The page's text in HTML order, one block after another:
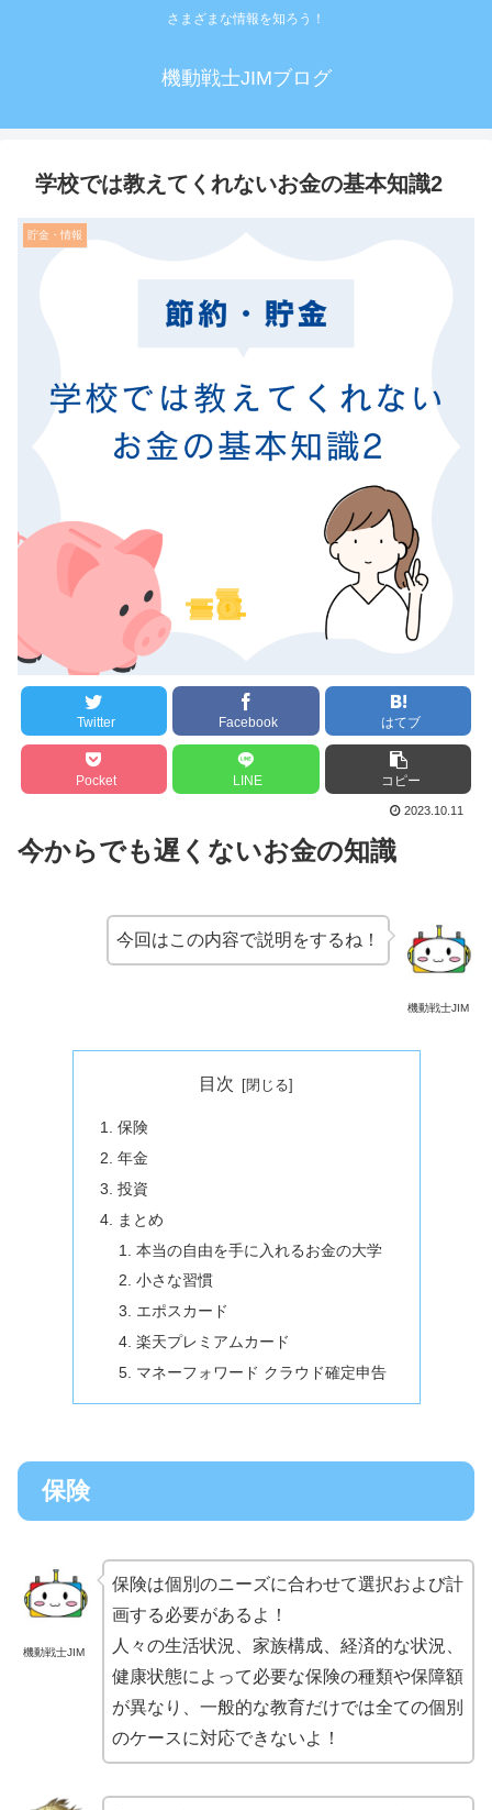
さまざまな情報を知ろう！
機動戦士JIMブログ
学校では教えてくれないお金の基本知識2
貯金・情報
Twitter Facebook はてブ
Pocket LINE コピー
2023.10.11
今からでも遅くないお金の知識
機動戦士JIM
今回はこの内容で説明をするね！
目次
保険
年金
投資
まとめ
本当の自由を手に入れるお金の大学
小さな習慣
エポスカード
楽天プレミアムカード
マネーフォワード クラウド確定申告
保険
機動戦士JIM
保険は個別のニーズに合わせて選択および計
画する必要があるよ！
人々の生活状況、家族構成、経済的な状況、
健康状態によって必要な保険の種類や保障額
が異なり、一般的な教育だけでは全ての個別
のケースに対応できないよ！